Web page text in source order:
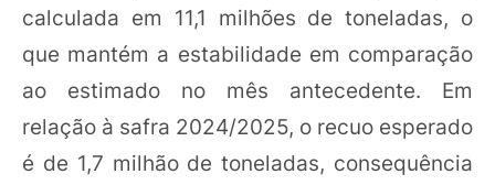
calculada em 11,1 milhões de toneladas, o
que mantém a estabilidade em comparação
ao estimado no mês antecedente. Em
relação à safra 2024/2025, o recuo esperado
é de 1,7 milhão de toneladas, consequência